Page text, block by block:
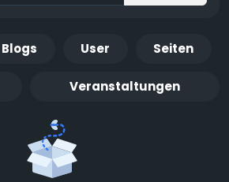
Blogs User Seiten
Veranstaltungen